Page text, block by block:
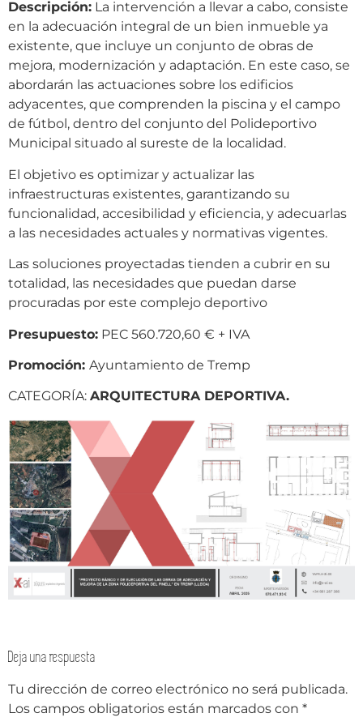
Descripción: La intervención a llevar a cabo, consiste
en la adecuación integral de un bien inmueble ya
existente, que incluye un conjunto de obras de
mejora, modernización y adaptación. En este caso, se
abordarán las actuaciones sobre los edificios
adyacentes, que comprenden la piscina y el campo
de fútbol, dentro del conjunto del Polideportivo
Municipal situado al sureste de la localidad. ­
El objetivo es optimizar y actualizar las
infraestructuras existentes, garantizando su
funcionalidad, accesibilidad y eficiencia, y adecuarlas
a las necesidades actuales y normativas vigentes.
Las soluciones proyectadas tienden a cubrir en su
totalidad, las necesidades que puedan darse
procuradas por este complejo deportivo
Presupuesto: PEC 560.720,60 € + IVA­­
Promoción: Ayuntamiento de Tremp
CATEGORÍA: ARQUITECTURA DEPORTIVA.
Deja una respuesta
Tu dirección de correo electrónico no será publicada.
Los campos obligatorios están marcados con *